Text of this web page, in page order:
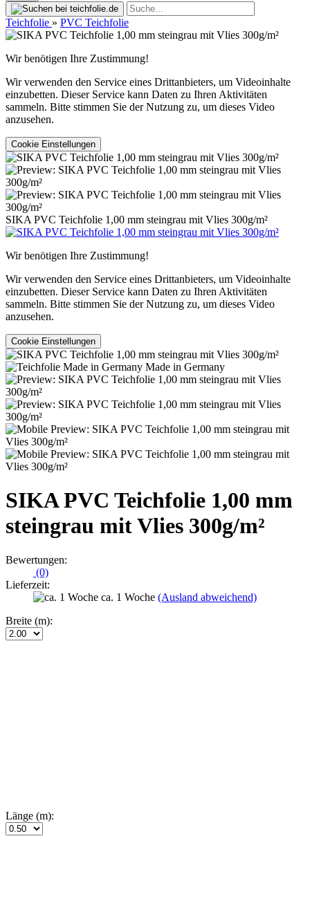
Teichfolie » PVC Teichfolie
Wir benötigen Ihre Zustimmung!
Wir verwenden den Service eines Drittanbieters, um Videoinhalte
einzubetten. Dieser Service kann Daten zu Ihren Aktivitäten
sammeln. Bitte stimmen Sie der Nutzung zu, um dieses Video
anzusehen.
Cookie Einstellungen
SIKA PVC Teichfolie 1,00 mm steingrau mit Vlies 300g/m²
Wir benötigen Ihre Zustimmung!
Wir verwenden den Service eines Drittanbieters, um Videoinhalte
einzubetten. Dieser Service kann Daten zu Ihren Aktivitäten
sammeln. Bitte stimmen Sie der Nutzung zu, um dieses Video
anzusehen.
Cookie Einstellungen
Made in Germany
SIKA PVC Teichfolie 1,00 mm
steingrau mit Vlies 300g/m²
Bewertungen:
(0)
Lieferzeit:
ca. 1 Woche (Ausland abweichend)
Breite (m):
Länge (m):